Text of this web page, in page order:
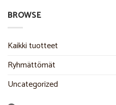
BROWSE
Kaikki tuotteet
Ryhmättömät
Uncategorized